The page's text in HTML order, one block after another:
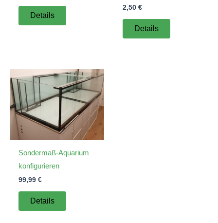
Details
2,50 €
Details
Sondermaß-Aquarium
konfigurieren
99,99 €
Details